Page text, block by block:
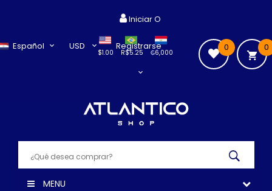
Español USD
$1.00 ₲6,000
R$5.25
Iniciar O
Registrarse 0
0
MENU